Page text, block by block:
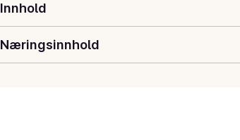
Innhold
Næringsinnhold